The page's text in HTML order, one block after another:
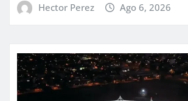
Hector Perez Ago 6, 2026